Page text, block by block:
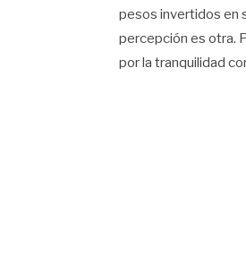
pesos invertidos en
percepción es otra.
por la tranquilidad